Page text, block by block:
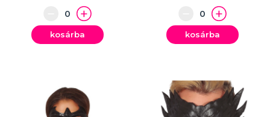
kosárba kosárba